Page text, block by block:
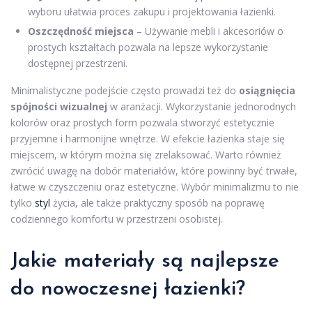
wyboru ułatwia proces zakupu i projektowania łazienki.
Oszczędność miejsca – Używanie mebli i akcesoriów o
prostych kształtach pozwala na lepsze wykorzystanie
dostępnej przestrzeni.
Minimalistyczne podejście często prowadzi też do osiągnięcia
spójności wizualnej w aranżacji. Wykorzystanie jednorodnych
kolorów oraz prostych form pozwala stworzyć estetycznie
przyjemne i harmonijne wnętrze. W efekcie łazienka staje się
miejscem, w którym można się zrelaksować. Warto również
zwrócić uwagę na dobór materiałów, które powinny być trwałe,
łatwe w czyszczeniu oraz estetyczne. Wybór minimalizmu to nie
tylko styl życia, ale także praktyczny sposób na poprawę
codziennego komfortu w przestrzeni osobistej.
Jakie materiały są najlepsze
do nowoczesnej łazienki?